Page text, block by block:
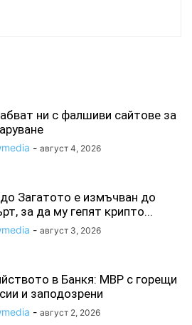
ни с фалшиви сайтове за
- август 4, 2026
Загатото е измъчван до
за да му гепят крипто...
- август 3, 2026
в Банкя: МВР с горещи
и заподозрени
- август 2, 2026